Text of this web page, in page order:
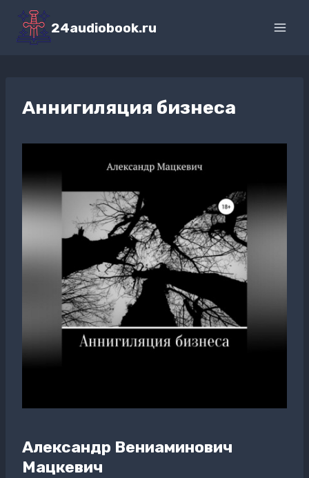
Перейти
содержимому
24audiobook.ru
Аннигиляция бизнеса
Александр Вениаминович
Мацкевич